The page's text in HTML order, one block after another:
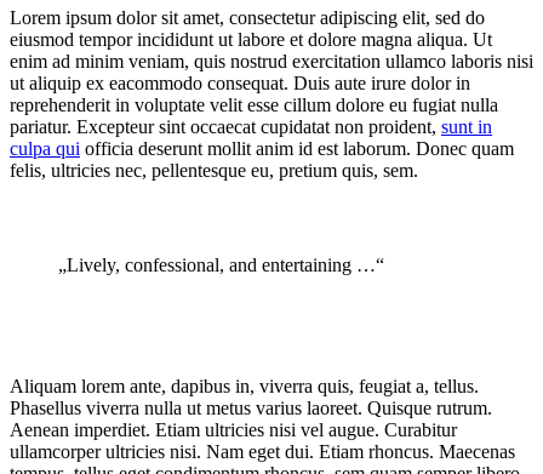
Lorem ipsum dolor sit amet, consectetur adipiscing elit, sed do
eiusmod tempor incididunt ut labore et dolore magna aliqua. Ut
enim ad minim veniam, quis nostrud exercitation ullamco laboris nisi
ut aliquip ex eacommodo consequat. Duis aute irure dolor in
reprehenderit in voluptate velit esse cillum dolore eu fugiat nulla
pariatur. Excepteur sint occaecat cupidatat non proident, sunt in
culpa qui officia deserunt mollit anim id est laborum. Donec quam
felis, ultricies nec, pellentesque eu, pretium quis, sem.
„Lively, confessional, and entertaining …“
Aliquam lorem ante, dapibus in, viverra quis, feugiat a, tellus.
Phasellus viverra nulla ut metus varius laoreet. Quisque rutrum.
Aenean imperdiet. Etiam ultricies nisi vel augue. Curabitur
ullamcorper ultricies nisi. Nam eget dui. Etiam rhoncus. Maecenas